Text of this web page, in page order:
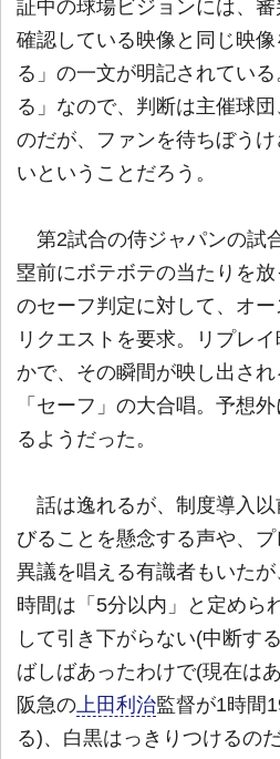
証中の球場ビジョンには、
確認している映像と同じ映
る」の一文が明記されてい
る」なので、判断は主催球
のだが、ファンを待ちぼう
いということだろう。
第2試合の侍ジャパンの試
塁前にボテボテの当たりを
のセーフ判定に対して、オ
リクエストを要求。リプレ
かで、その瞬間が映し出さ
「セーフ」の大合唱。予想
るようだった。
話は逸れるが、制度導入以
びることを懸念する声や、
異議を唱える有識者もいた
時間は「5分以内」と定めら
して引き下がらない(中断す
ばしばあったわけで(現在は
阪急の上田利治監督が1時間
る)、白黒はっきりつけるの